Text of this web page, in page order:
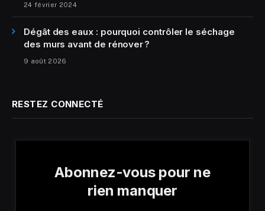
24 février 2024
Dégât des eaux : pourquoi contrôler le séchage
des murs avant de rénover ?
9 août 2026
RESTEZ CONNECTÉ
Abonnez-vous pour ne
rien manquer